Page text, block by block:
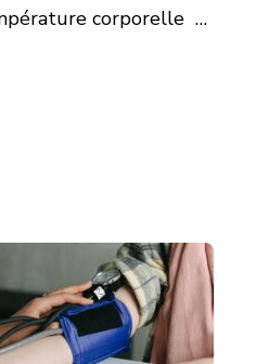
corporelle …